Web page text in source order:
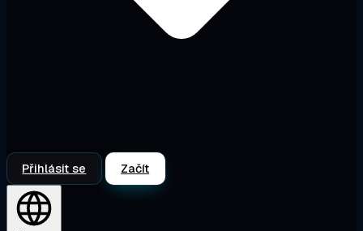
Přihlásit se Začít